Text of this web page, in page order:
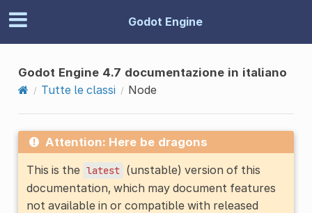
Godot Engine
Godot Engine 4.7 documentazione in italiano
Tutte le classi
Node
Attention: Here be dragons
This is the latest (unstable) version of this
documentation, which may document features
not available in or compatible with released